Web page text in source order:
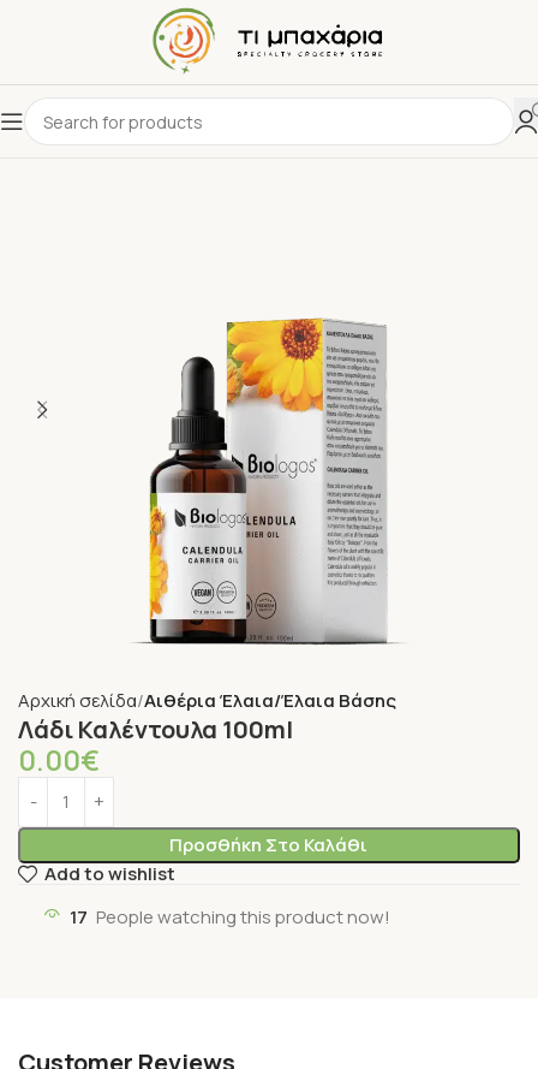
Αρχική σελίδα Αιθέρια Έλαια/Έλαια Βάσης
Λάδι Καλέντουλα 100ml
0.00€
Προσθήκη Στο Καλάθι
Add to wishlist
17 People watching this product now!
Customer Reviews